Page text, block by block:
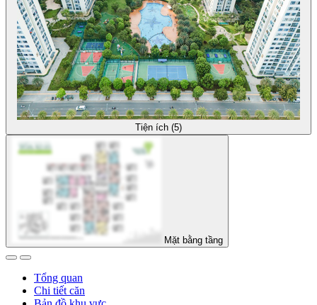
Tiện ích (5)
Mặt bằng tầng
Tổng quan
Chi tiết căn